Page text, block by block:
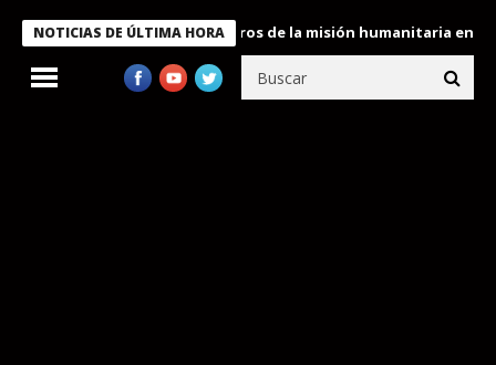
NOTICIAS DE ÚLTIMA HORA
condecora a miembros de la misión humanitaria enviada a